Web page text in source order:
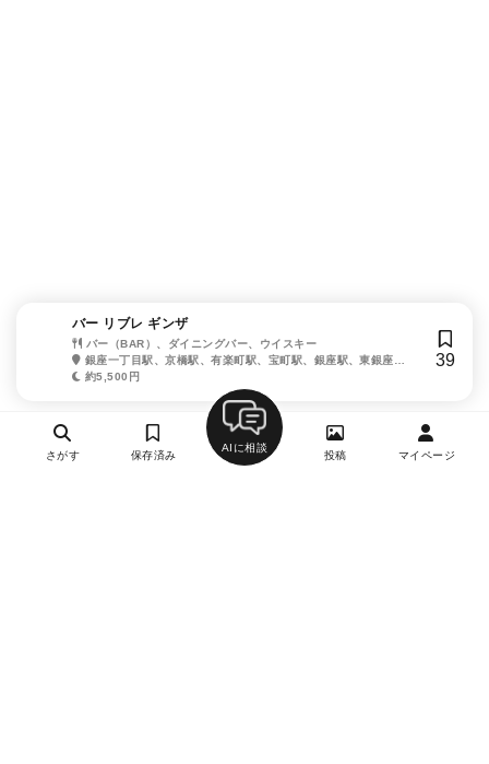
バー リブレ ギンザ
バー（BAR）、ダイニングバー、ウイスキー
銀座一丁目駅、京橋駅、有楽町駅、宝町駅、銀座駅、東銀座
駅、日比谷駅、新富町駅、東京駅
約5,500円
39
さがす 保存済み
AIに相談
投稿 マイページ